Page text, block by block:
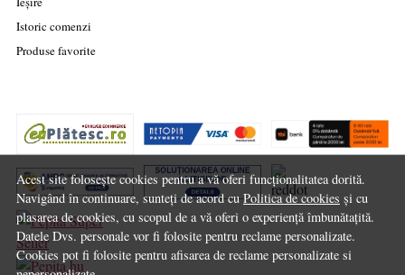
Acest site folosește cookies pentru a vă oferi funcționalitatea dorită.
Navigând în continuare, sunteți de acord cuPolitica de cookies și cu
plasarea de cookies, cu scopul de a vă oferi o experiență îmbunătațită.
Datele Dvs. personale vor fi folosite pentru reclame personalizate.
Cookies pot fi folosite pentru afisarea de reclame personalizate si
Istoric comenzi
Produse favorite